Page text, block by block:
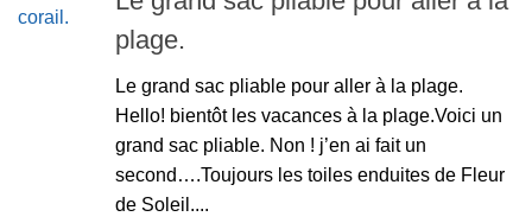
plage.
Le grand sac pliable pour aller à la plage.
Hello! bientôt les vacances à la plage.Voici un
grand sac pliable. Non ! j’en ai fait un
second….Toujours les toiles enduites de Fleur
de Soleil....